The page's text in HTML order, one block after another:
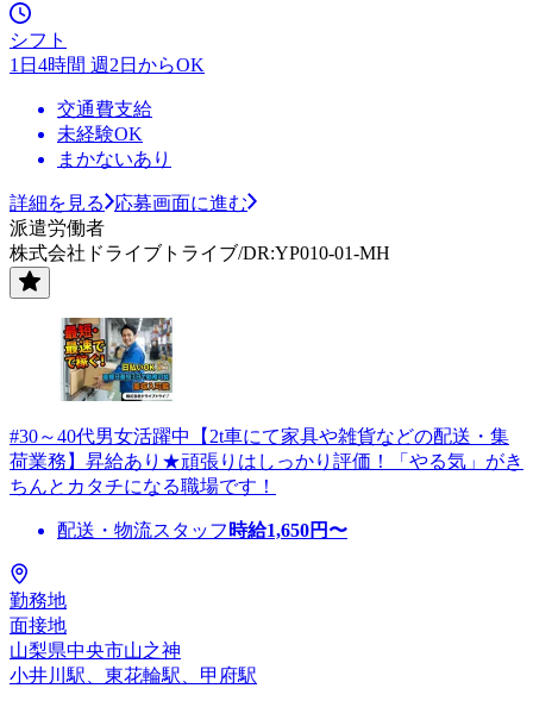
シフト
1日4時間 週2日からOK
交通費支給
未経験OK
まかないあり
詳細を見る
応募画面に進む
派遣労働者
株式会社ドライブトライブ/DR:YP010-01-MH
#30～40代男女活躍中【2t車にて家具や雑貨などの配送・集
荷業務】昇給あり★頑張りはしっかり評価！「やる気」がき
ちんとカタチになる職場です！
配送・物流スタッフ 時給1,650円〜
勤務地
面接地
山梨県中央市山之神
小井川駅、東花輪駅、甲府駅